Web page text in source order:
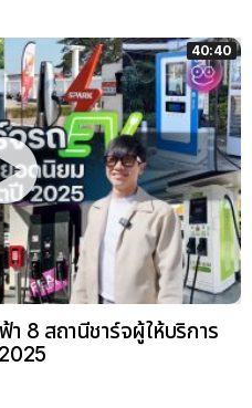
40:40
8 สถานีชาร์จผู้ให้บริการ